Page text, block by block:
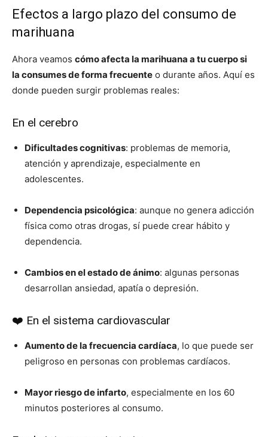
Efectos a largo plazo del consumo de
marihuana
Ahora veamos cómo afecta la marihuana a tu cuerpo si
la consumes de forma frecuente o durante años. Aquí es
donde pueden surgir problemas reales:
En el cerebro
Dificultades cognitivas: problemas de memoria,
atención y aprendizaje, especialmente en
adolescentes.
Dependencia psicológica: aunque no genera adicción
física como otras drogas, sí puede crear hábito y
dependencia.
Cambios en el estado de ánimo: algunas personas
desarrollan ansiedad, apatía o depresión.
❤️ En el sistema cardiovascular
Aumento de la frecuencia cardíaca, lo que puede ser
peligroso en personas con problemas cardíacos.
Mayor riesgo de infarto, especialmente en los 60
minutos posteriores al consumo.